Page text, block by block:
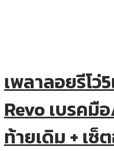
เพลาลอยรีโว่
Revo เบรคมื
ท้ายเดิม + เ